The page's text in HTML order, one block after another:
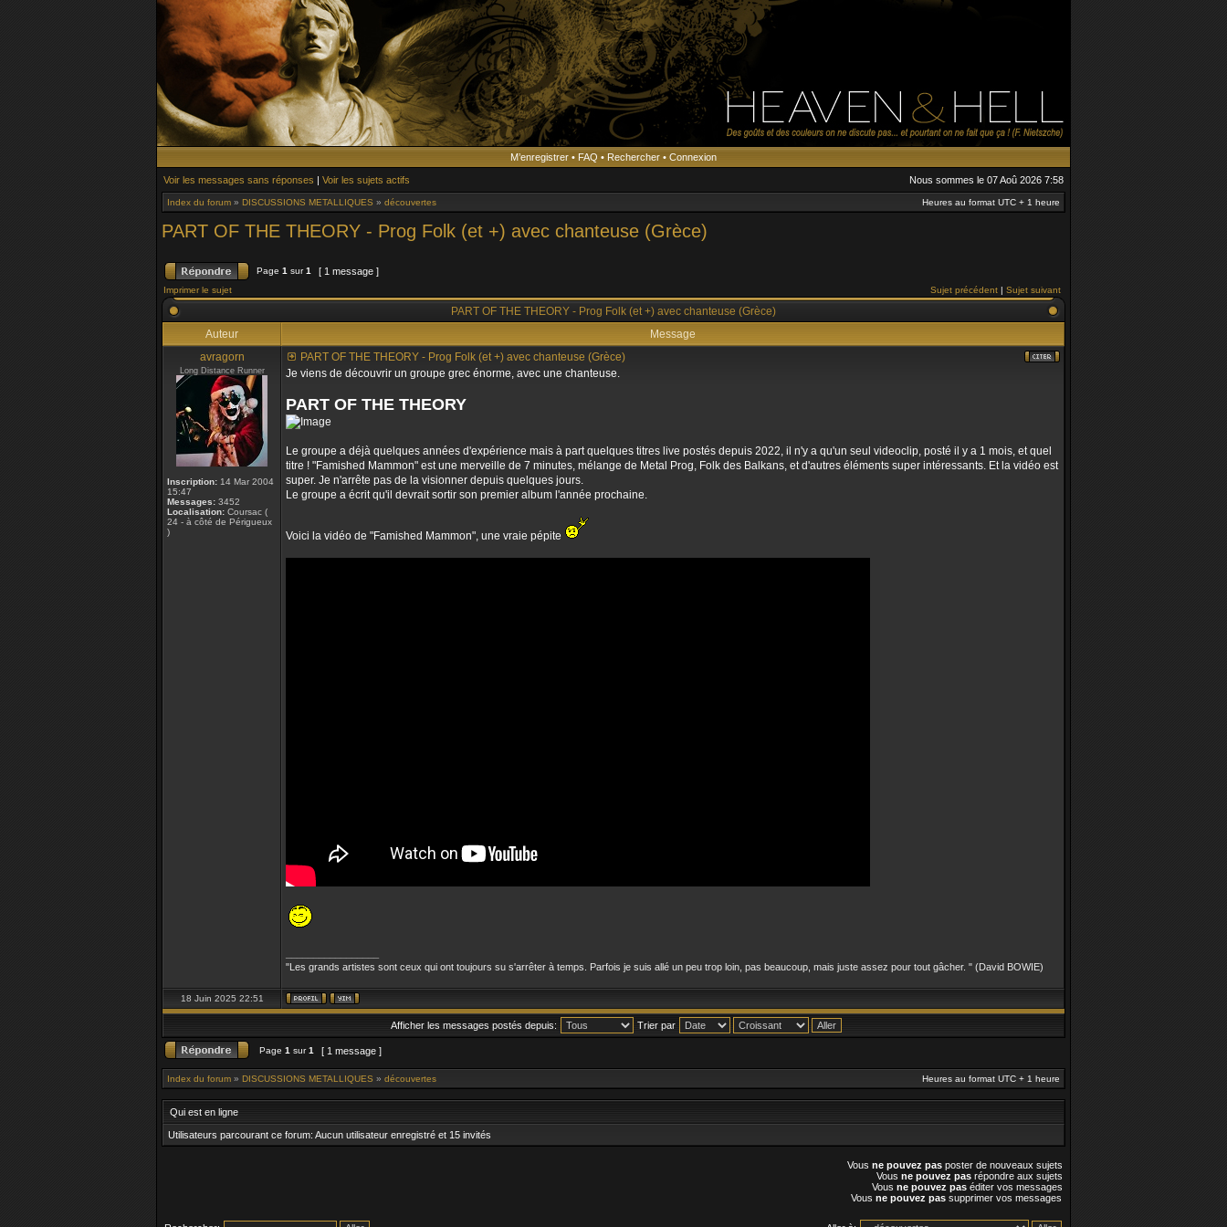
M’enregistrer • FAQ • Rechercher • Connexion
Voir les messages sans réponses | Voir les sujets actifs Nous sommes le 07 Aoû 2026 7:58
Index du forum » DISCUSSIONS METALLIQUES » découvertes Heures au format UTC + 1 heure
PART OF THE THEORY - Prog Folk (et +) avec chanteuse (Grèce)
Page 1 sur1 [ 1 message ]
Imprimer le sujet Sujet précédent | Sujet suivant
PART OF THE THEORY - Prog Folk (et +) avec chanteuse (Grèce)
Auteur
Message
avragorn
Long Distance Runner
Inscription: 14 Mar 2004
15:47
Messages: 3452
Localisation: Coursac (
24 - à côté de Périgueux
)
PART OF THE THEORY - Prog Folk (et +) avec chanteuse (Grèce)
Je viens de découvrir un groupe grec énorme, avec une chanteuse.
PART OF THE THEORY
Le groupe a déjà quelques années d'expérience mais à part quelques titres live postés depuis 2022, il n'y a qu'un seul videoclip, posté il y a 1 mois, et quel
titre ! "Famished Mammon" est une merveille de 7 minutes, mélange de Metal Prog, Folk des Balkans, et d'autres éléments super intéressants. Et la vidéo est
super. Je n'arrête pas de la visionner depuis quelques jours.
Le groupe a écrit qu'il devrait sortir son premier album l'année prochaine.
Voici la vidéo de "Famished Mammon", une vraie pépite
"Les grands artistes sont ceux qui ont toujours su s'arrêter à temps. Parfois je suis allé un peu trop loin, pas beaucoup, mais juste assez pour tout gâcher. " (David BOWIE)
18 Juin 2025 22:51
Afficher les messages postés depuis: Trier par
Page 1 sur1 [ 1 message ]
Index du forum » DISCUSSIONS METALLIQUES » découvertes Heures au format UTC + 1 heure
Qui est en ligne
Utilisateurs parcourant ce forum: Aucun utilisateur enregistré et 15 invités
Vous ne pouvez pas poster de nouveaux sujets
Vous ne pouvez pas répondre aux sujets
Vous ne pouvez pas éditer vos messages
Vous ne pouvez pas supprimer vos messages